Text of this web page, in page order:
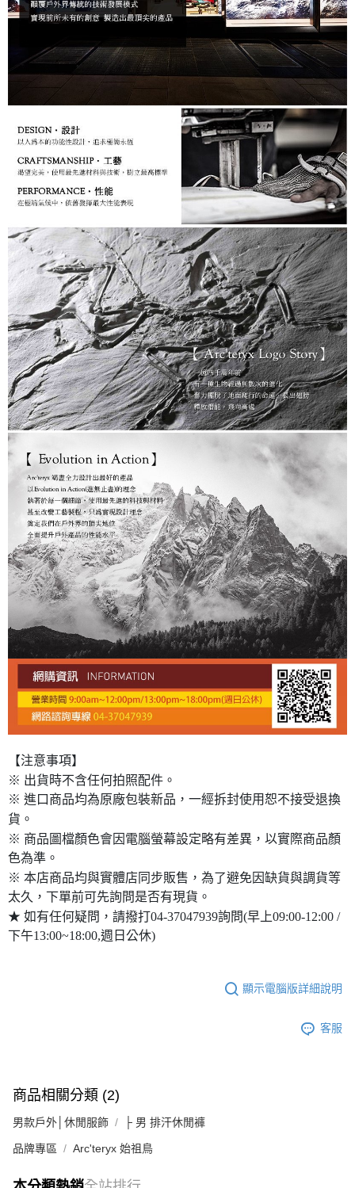
【注意事項】
※ 出貨時不含任何拍照配件。
※ 進口商品均為原廠包裝新品，一經拆封使用恕不接受退換
貨。
※ 商品圖檔顏色會因電腦螢幕設定略有差異，以實際商品顏
色為準。
※ 本店商品均與實體店同步販售，為了避免因缺貨與調貨等
太久，下單前可先詢問是否有現貨。
★ 如有任何疑問，請撥打04-37047939詢問(早上09:00-12:00 /
下午13:00~18:00,週日公休)
顯示電腦版詳細說明
客服
商品相關分類 (2)
男款戶外│休閒服飾 ├ 男 排汗休閒褲
品牌專區 Arc'teryx 始祖鳥